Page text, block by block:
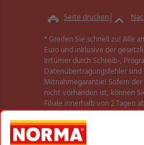
Seite drucken
* Greifen Sie schnell zu! Alle
Euro und inklusive der
Irrtümer durch Schreib-,
Datenübertragungsfehler
Mitnahmegarantie! Sofern
nicht vorhanden ist, können
Filiale innerhalb von 2 Tagen
bestellen und zwar ohne
ausgeschlossen, dass Sie
Werbeaktion unerwartet und